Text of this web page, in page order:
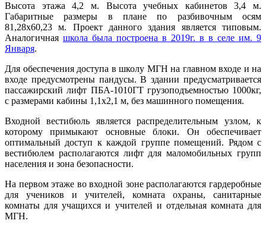
Высота этажа 4,2 м. Высота учебных кабинетов 3,4 м.
Габаритные размеры в плане по разбивочным осям
81,28х60,23 м. Проект данного здания является типовым.
Аналогичная школа была построена в 2019г. в в селе им. 9
Января.
Для обеспечения доступа в школу МГН на главном входе и на
входе предусмотрены пандусы. В здании предусматривается
пассажирский лифт ПБА-1010ГТ грузоподъемностью 1000кг,
с размерами кабины 1,1х2,1 м, без машинного помещения.
Входной вестибюль является распределительным узлом, к
которому примыкают основные блоки. Он обеспечивает
оптимальный доступ к каждой группе помещений. Рядом с
вестибюлем располагаются лифт для маломобильных групп
населения и зона безопасности.
На первом этаже во входной зоне располагаются гардеробные
для учеников и учителей, комната охраны, санитарные
комнаты для учащихся и учителей и отдельная комната для
МГН.